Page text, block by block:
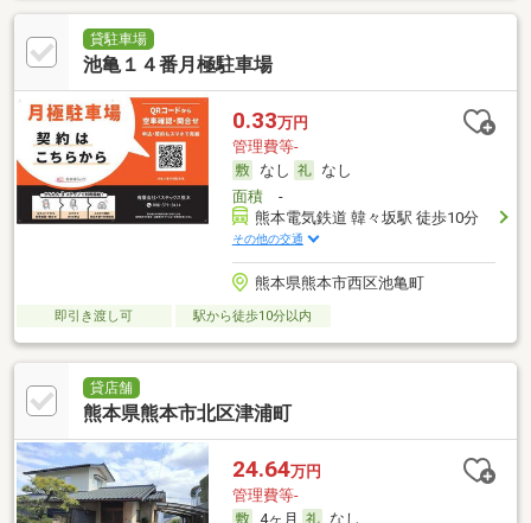
貸駐車場
池亀１４番月極駐車場
0.33万円
管理費等-
なし
なし
面積-
熊本電気鉄道 韓々坂駅 徒歩10分
その他の交通
熊本県熊本市西区池亀町
即引き渡し可 駅から徒歩10分以内
貸店舗
熊本県熊本市北区津浦町
24.64万円
管理費等-
4ヶ月
なし